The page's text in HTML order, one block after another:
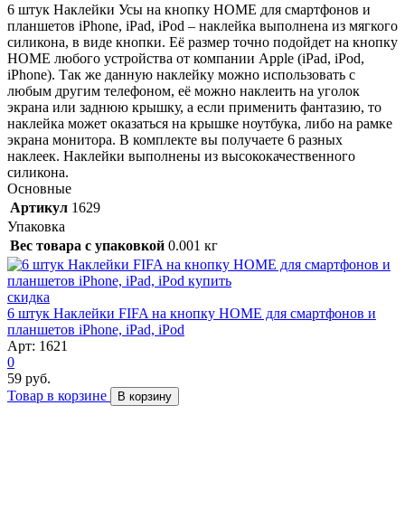
6 штук Наклейки Усы на кнопку HOME для смартфонов и
планшетов iPhone, iPad, iPod – наклейка выполнена из мягкого
силикона, в виде кнопки. Её размер точно подойдет на кнопку
HOME любого устройства от компании Apple (iPad, iPod,
iPhone). Так же данную наклейку можно использовать с
любым другим телефоном, её можно наклеить на уголок
экрана или заднюю крышку, а если применить фантазию, то
наклейка может оказаться на крышке ноутбука, либо на рамке
экрана монитора. В комплекте вы получаете 6 разных
наклеек. Наклейки выполнены из высококачественного
силикона.
Основные
Артикул 1629
Упаковка
Вес товара с упаковкой 0.001 кг
скидка
6 штук Наклейки FIFA на кнопку HOME для смартфонов и
планшетов iPhone, iPad, iPod
Арт: 1621
0
59 руб.
Товар в корзине
В корзину